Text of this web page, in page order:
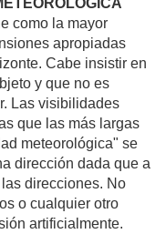
como la mayor
apropiadas
Cabe insistir en
y que no es
Las visibilidades
que las más largas
meteorológica" se
dirección dada que a
direcciones. No
o cualquier otro
artificialmente.